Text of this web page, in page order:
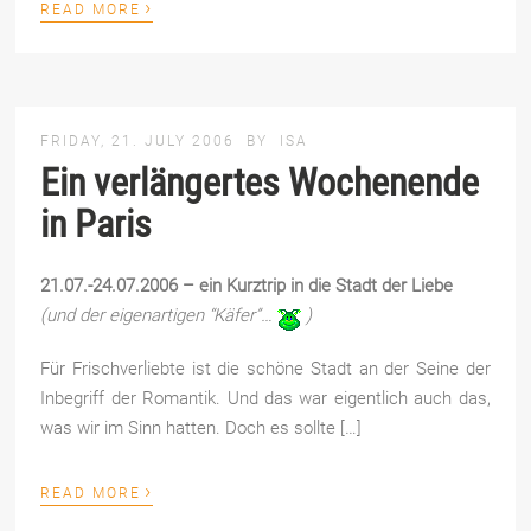
READ MORE ›
FRIDAY, 21. JULY 2006 BY ISA
Ein verlängertes Wochenende
in Paris
21.07.-24.07.2006 – ein Kurztrip in die Stadt der Liebe
(und der eigenartigen “Käfer”…
)
Für Frischverliebte ist die schöne Stadt an der Seine der
Inbegriff der Romantik. Und das war eigentlich auch das,
was wir im Sinn hatten. Doch es sollte […]
READ MORE ›